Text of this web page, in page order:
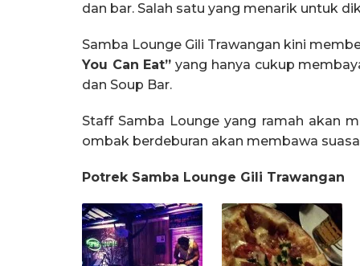
dan bar. Salah satu yang menarik untuk
Samba Lounge Gili Trawangan kini
You Can Eat” yang hanya cukup
dan Soup Bar.
Staff Samba Lounge yang ramah akan
ombak berdeburan akan membawa
Potrek Samba Lounge Gili Trawangan